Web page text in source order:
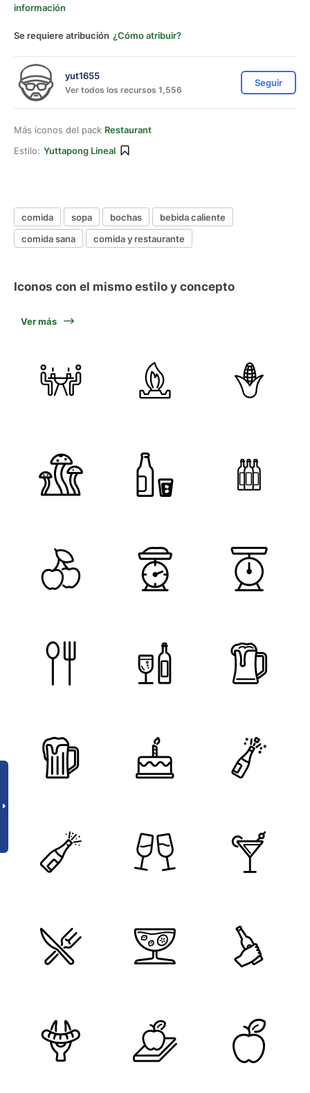
información
Se requiere atribución ¿Cómo atribuir?
yut1655
Ver todos los recursos 1,556
Seguir
Más iconos del pack Restaurant
Estilo: Yuttapong Lineal
comida sopa bochas
bebida caliente
comida sana
comida y restaurante
Iconos con el mismo estilo y concepto
Ver más